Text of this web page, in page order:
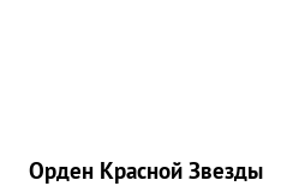
Орден Красной Звезды